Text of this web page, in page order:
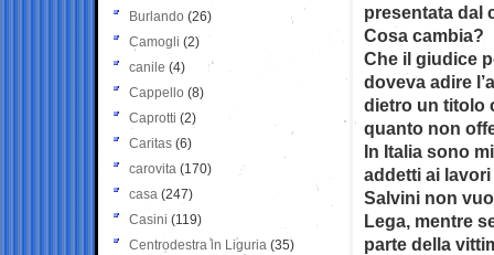
presentata dal
Cosa cambia?
Che il giudice
doveva adire
dietro un titolo
quanto non
In Italia sono
addetti ai
Salvini non
Lega, mentre
parte della
Burlando (26)
Camogli (2)
canile (4)
Cappello (8)
Caprotti (2)
Caritas (6)
carovita (170)
casa (247)
Casini (119)
Centrodestra in Liguria (35)